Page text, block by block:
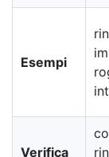
Esempi
Verifica